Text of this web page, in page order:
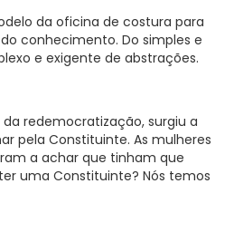
da oficina de costura para
conhecimento. Do simples e
e exigente de abstrações.
da redemocratização, surgiu a
pela Constituinte. As mulheres
a achar que tinham que
uma Constituinte? Nós temos